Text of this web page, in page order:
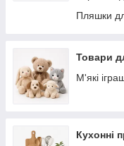
Палатки
Меблі для
Спальні
Цукерки
Годинник
Пляшки
Товари
М'які
Кухонні